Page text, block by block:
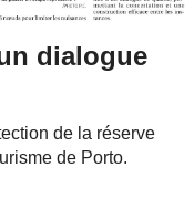
dialogue
de la réserve
de Porto.